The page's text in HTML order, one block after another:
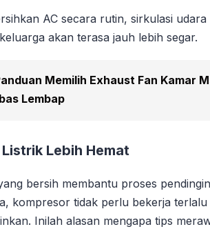
AC secara rutin, sirkulasi
akan terasa jauh lebih segar.
Memilih Exhaust Fan Kamar
Lembap
Lebih Hemat
bersih membantu proses
kompresor tidak perlu bekerja
Inilah alasan mengapa tips